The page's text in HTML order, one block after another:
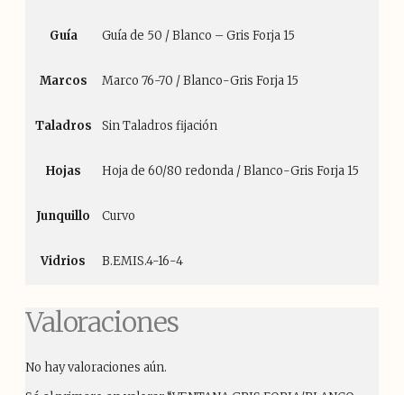
Guía Guía de 50 / Blanco – Gris Forja 15
Marcos Marco 76-70 / Blanco-Gris Forja 15
Taladros Sin Taladros fijación
Hojas Hoja de 60/80 redonda / Blanco-Gris Forja 15
Junquillo Curvo
Vidrios B.EMIS.4-16-4
Valoraciones
No hay valoraciones aún.